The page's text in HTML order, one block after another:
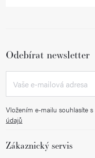
Odebírat newsletter
Vložením e-mailu souhlasíte s
údajů
Zákaznický servis